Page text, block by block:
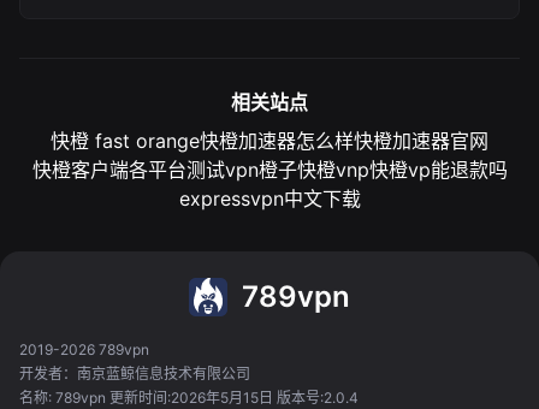
相关站点
快橙 fast orange快橙加速器怎么样快橙加速器官网
快橙客户端各平台测试vpn橙子快橙vnp快橙vp能退款吗
expressvpn中文下载
789vpn
2019-2026 789vpn
开发者：南京蓝鲸信息技术有限公司
名称: 789vpn 更新时间:2026年5月15日 版本号:2.0.4